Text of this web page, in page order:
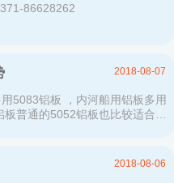
86628262
5083铝板 ，内河船用铝板多用
普通的5052铝板也比较适合
2018-08-07
2018-08-06